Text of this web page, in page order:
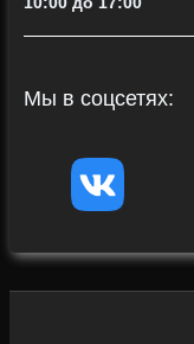
Мы в соцсетях: